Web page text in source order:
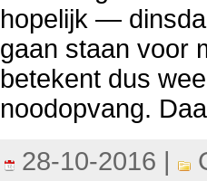
hopelijk —
gaan staan voor
betekent dus
noodopvang.
28-10-2016 |